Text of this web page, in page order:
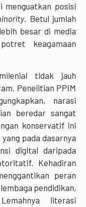
menguatkan posisi
. Betul jumlah
besar di media
keagamaan
tidak jauh
Penelitian PPIM
narasi
beredar sangat
konservatif ini
pada dasarnya
digital daripada
Kehadiran
peran
pendidikan,
literasi